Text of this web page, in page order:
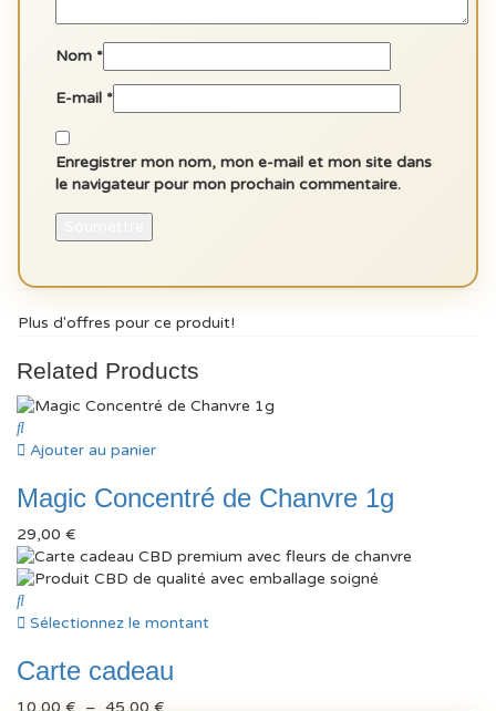
Nom *
E-mail *
Enregistrer mon nom, mon e-mail et mon site dans
le navigateur pour mon prochain commentaire.
Plus d'offres pour ce produit!
Related Products
Ajouter au panier
Magic Concentré de Chanvre 1g
29,00 €
Sélectionnez le montant
Carte cadeau